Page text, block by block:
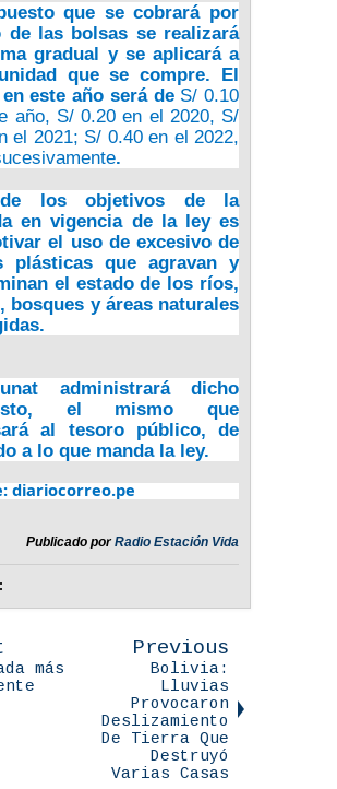
que se cobrará por
de las bolsas se realizará
gradual y se aplicará a
que se compre. El
este año será de S/ 0.10
año, S/ 0.20 en el 2020, S/
el 2021; S/ 0.40 en el 2022,
.
los objetivos de la
en vigencia de la ley es
el uso de excesivo de
plásticas que agravan y
el estado de los ríos,
bosques y áreas naturales
administrará dicho
el mismo que
al tesoro público, de
a lo que manda la ley.
diariocorreo.pe
Publicado porRadio Estación Vida
más
Previous
Bolivia:
Lluvias
Provocaron
Deslizamiento
De Tierra Que
Destruyó
Varias Casas